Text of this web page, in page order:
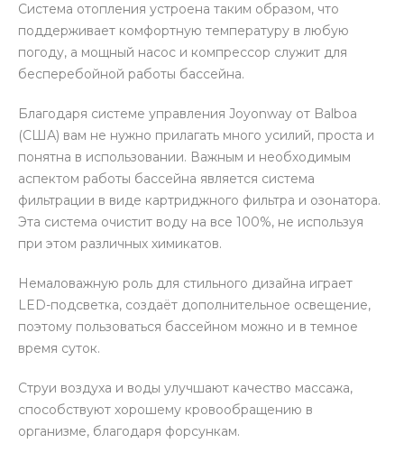
Система отопления устроена таким образом, что
поддерживает комфортную температуру в любую
погоду, а мощный насос и компрессор служит для
бесперебойной работы бассейна.
Благодаря системе управления Joyonway от Balboa
(США) вам не нужно прилагать много усилий, проста и
понятна в использовании. Важным и необходимым
аспектом работы бассейна является система
фильтрации в виде картриджного фильтра и озонатора.
Эта система очистит воду на все 100%, не используя
при этом различных химикатов.
Немаловажную роль для стильного дизайна играет
LED-подсветка, создаёт дополнительное освещение,
поэтому пользоваться бассейном можно и в темное
время суток.
Струи воздуха и воды улучшают качество массажа,
способствуют хорошему кровообращению в
организме, благодаря форсункам.